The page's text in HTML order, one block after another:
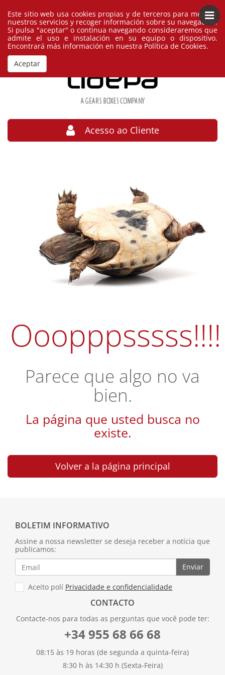
Português España
Acesso ao Cliente
Ooopppsssss!!!!
Parece que algo no va
bien.
La página que usted busca no
existe.
Volver a la página principal
BOLETIM INFORMATIVO
Assine a nossa newsletter se deseja receber a notícia que
publicamos:
Enviar
Aceito polí Privacidade e confidencialidade
CONTACTO
Contacte-nos para todas as perguntas que você pode ter:
+34 955 68 66 68
08:15 às 19 horas (de segunda a quinta-feira)
8:30 h às 14:30 h (Sexta-Feira)
Este sitio web usa cookies propias y de terceros para mejorar
nuestros servicios y recoger información sobre su navegación.
Si pulsa "aceptar" o continua navegando consideraremos que
admite el uso e instalación en su equipo o dispositivo.
Encontrará más información en nuestra Política de Cookies.
Aceptar